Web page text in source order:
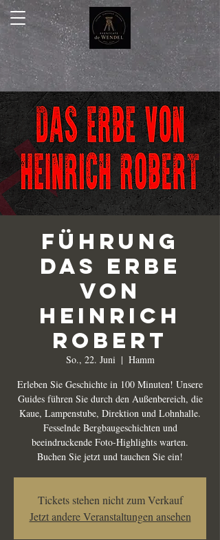
Führung
Das Erbe
von
Heinrich
Robert
So., 22. Juni
  |
Hamm
Erleben Sie Geschichte in 100 Minuten! Unsere
Guides führen Sie durch den Außenbereich, die
Kaue, Lampenstube, Direktion und Lohnhalle.
Fesselnde Bergbaugeschichten und
beeindruckende Foto-Highlights warten.
Buchen Sie jetzt und tauchen Sie ein!
Tickets stehen nicht zum Verkauf
Jetzt andere Veranstaltungen ansehen